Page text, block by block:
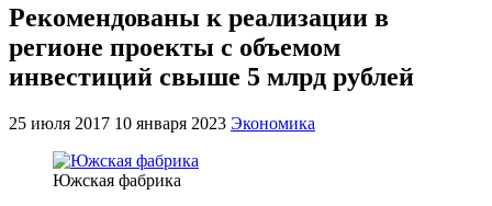
Рекомендованы к реализации в
регионе проекты с объемом
инвестиций свыше 5 млрд рублей
25 июля 2017 10 января 2023 Экономика
Южская фабрика